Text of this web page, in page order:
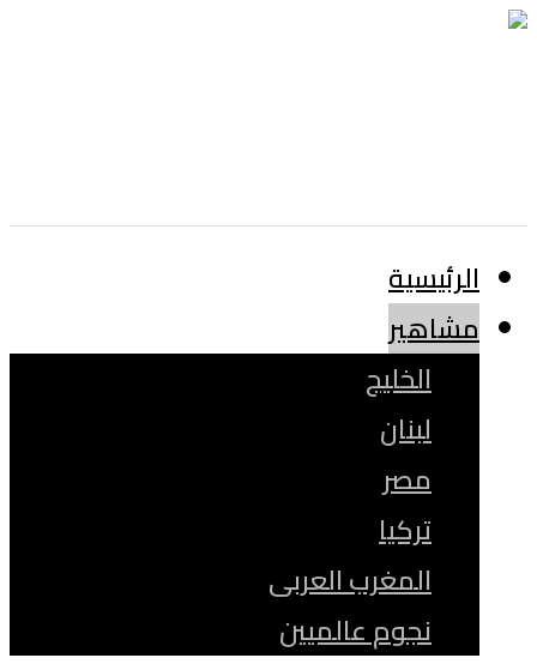
الرئيسية
مشاهير
الخليج
لبنان
مصر
تركيا
المغرب العربى
نجوم عالميين